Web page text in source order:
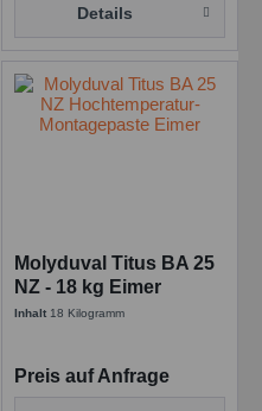
Details
Molyduval Titus BA 25
NZ - 18 kg Eimer
Montagepasten -
Inhalt 18 Kilogramm
Preis auf Anfrage